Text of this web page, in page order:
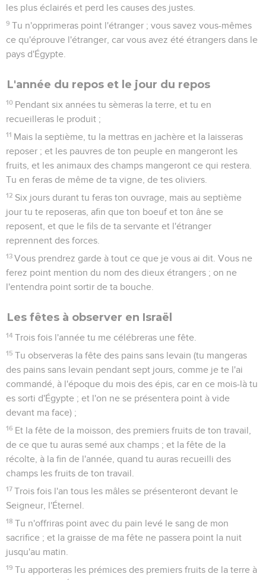
les plus éclairés et perd les causes des justes.
9 Tu n'opprimeras point l'étranger ; vous savez vous-mêmes
ce qu'éprouve l'étranger, car vous avez été étrangers dans le
pays d'Égypte.
L'année du repos et le jour du repos
10 Pendant six années tu sèmeras la terre, et tu en
recueilleras le produit ;
11 Mais la septième, tu la mettras en jachère et la laisseras
reposer ; et les pauvres de ton peuple en mangeront les
fruits, et les animaux des champs mangeront ce qui restera.
Tu en feras de même de ta vigne, de tes oliviers.
12 Six jours durant tu feras ton ouvrage, mais au septième
jour tu te reposeras, afin que ton boeuf et ton âne se
reposent, et que le fils de ta servante et l'étranger
reprennent des forces.
13 Vous prendrez garde à tout ce que je vous ai dit. Vous ne
ferez point mention du nom des dieux étrangers ; on ne
l'entendra point sortir de ta bouche.
Les fêtes à observer en Israël
14 Trois fois l'année tu me célébreras une fête.
15 Tu observeras la fête des pains sans levain (tu mangeras
des pains sans levain pendant sept jours, comme je te l'ai
commandé, à l'époque du mois des épis, car en ce mois-là tu
es sorti d'Égypte ; et l'on ne se présentera point à vide
devant ma face) ;
16 Et la fête de la moisson, des premiers fruits de ton travail,
de ce que tu auras semé aux champs ; et la fête de la
récolte, à la fin de l'année, quand tu auras recueilli des
champs les fruits de ton travail.
17 Trois fois l'an tous les mâles se présenteront devant le
Seigneur, l'Éternel.
18 Tu n'offriras point avec du pain levé le sang de mon
sacrifice ; et la graisse de ma fête ne passera point la nuit
jusqu'au matin.
19 Tu apporteras les prémices des premiers fruits de la terre à